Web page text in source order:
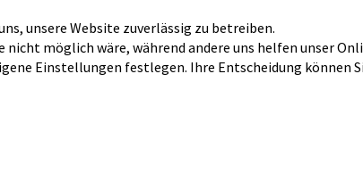
unsere Website zuverlässig zu betreiben.
möglich wäre, während andere uns helfen unser
Einstellungen festlegen. Ihre Entscheidung können